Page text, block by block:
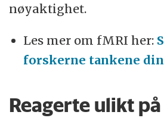
nøyaktighet.
Les mer om fMRI her:
forskerne tankene
Reagerte ulikt